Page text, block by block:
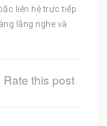
liên hệ trực tiếp
lắng nghe và
Rate this post